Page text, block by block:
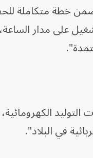
خطة متكاملة
على مدار
في البلاد".